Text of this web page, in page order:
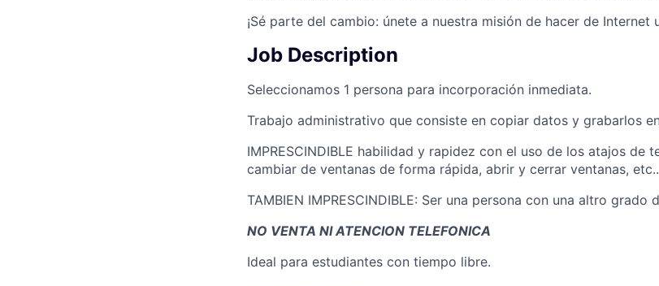
¡Sé parte del cambio: únete a nuestra misión de hacer de Internet
Job Description
Seleccionamos 1 persona para incorporación inmediata.
Trabajo administrativo que consiste en copiar datos y grabarlos
IMPRESCINDIBLE habilidad y rapidez con el uso de los atajos de
cambiar de ventanas de forma rápida, abrir y cerrar ventanas,
TAMBIEN IMPRESCINDIBLE: Ser una persona con una altro grado
NO VENTA NI ATENCION TELEFONICA
Ideal para estudiantes con tiempo libre.